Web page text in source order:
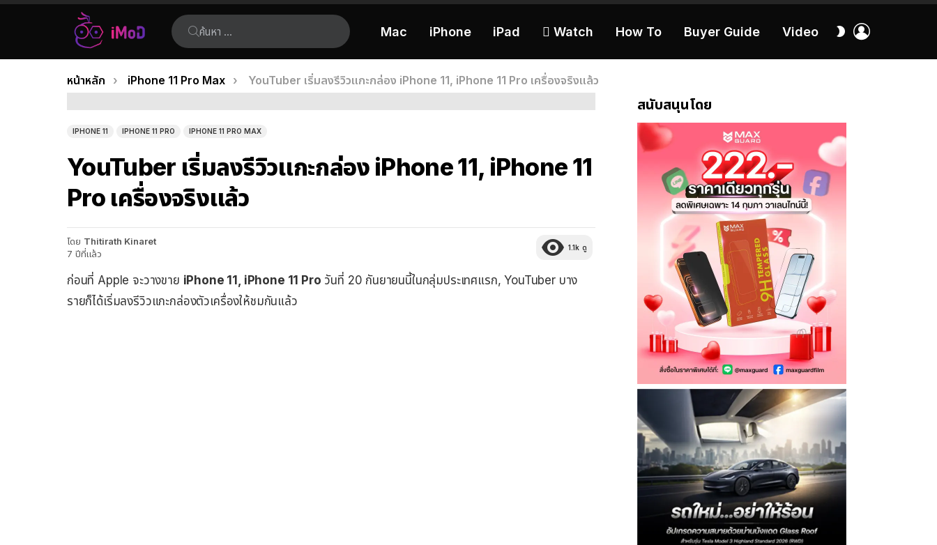
ค้นหา:
Mac iPhone iPad  Watch How To Buyer Guide Video
สลับ
เรื่อง
ล่าสุด
คุณอยู่ที่นี่:
หน้าหลัก iPhone 11 Pro Max YouTuber เริ่มลงรีวิวแกะกล่อง iPhone 11, iPhone 11 Pro เครื่องจริงแล้ว
IPHONE 11 IPHONE 11 PRO IPHONE 11 PRO MAX
YouTuber เริ่มลงรีวิวแกะกล่อง iPhone 11, iPhone 11
Pro เครื่องจริงแล้ว
โดย Thitirath Kinaret
7 ปีที่แล้ว
1.1k ดู
ก่อนที่ Apple จะวางขาย iPhone 11, iPhone 11 Pro วันที่ 20 กันยายนนี้ในกลุ่มประเทศแรก, YouTuber บาง
รายก็ได้เริ่มลงรีวิวแกะกล่องตัวเครื่องให้ชมกันแล้ว
สนับสนุนโดย